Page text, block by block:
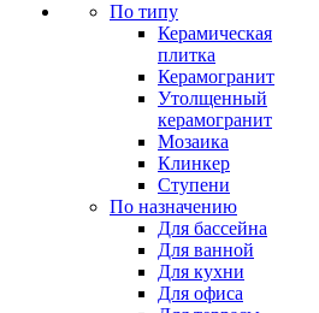
По типу
Керамическая
плитка
Керамогранит
Утолщенный
керамогранит
Мозаика
Клинкер
Ступени
По назначению
Для бассейна
Для ванной
Для кухни
Для офиса